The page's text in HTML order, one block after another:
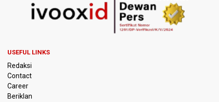
Anggota DPR Desak Polisi Usut Tuntas Temuan Ratusan
Senjata di Sekolah Swasta Jakarta Selatan
Warganet atas Konten Pidato Presiden, Nilai
Lambat 10 Agustus
USEFUL LINKS
Redaksi
Contact
Career
Beriklan